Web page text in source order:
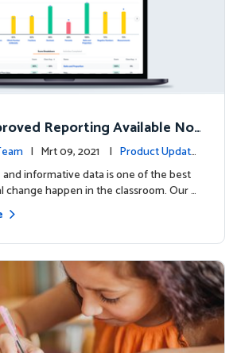
Reporting Available No
| Mrt 09, 2021 | Product Update
informative data is one of the best
change happen in the classroom. Our …